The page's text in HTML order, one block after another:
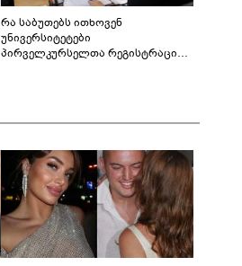
რა საბუთებს ითხოვენ
უნივერსიტეტები
პირველკურსელთა რეგისტრაციის